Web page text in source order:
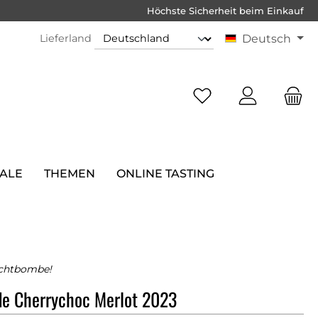
Höchste Sicherheit beim Einkauf
Lieferland Deutsch
THEMEN ONLINE TASTING
Cherrychoc Merlot 2023